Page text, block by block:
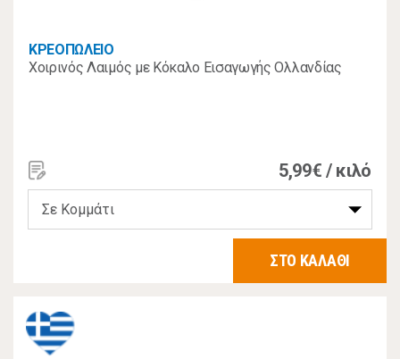
ΚΡΕΟΠΩΛΕΙΟ
Χοιρινός Λαιμός με Κόκαλο Εισαγωγής Ολλανδίας
5,99€ / κιλό
ΣΤΟ ΚΑΛΑΘΙ